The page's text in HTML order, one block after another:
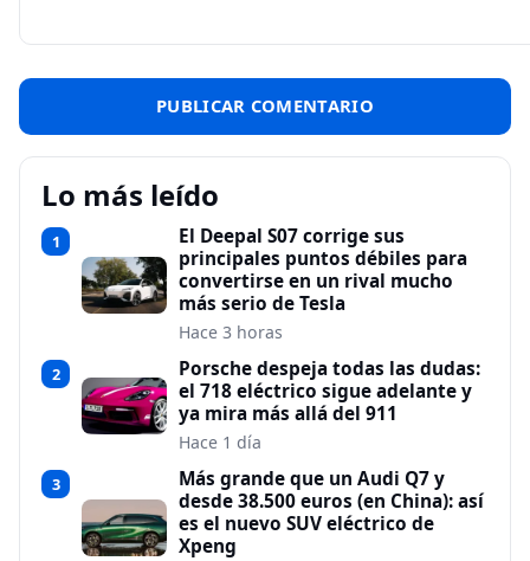
Lo más leído
1
El Deepal S07 corrige sus
principales puntos débiles para
convertirse en un rival mucho
más serio de Tesla
Hace 3 horas
2
Porsche despeja todas las dudas:
el 718 eléctrico sigue adelante y
ya mira más allá del 911
Hace 1 día
3
Más grande que un Audi Q7 y
desde 38.500 euros (en China): así
es el nuevo SUV eléctrico de
Xpeng